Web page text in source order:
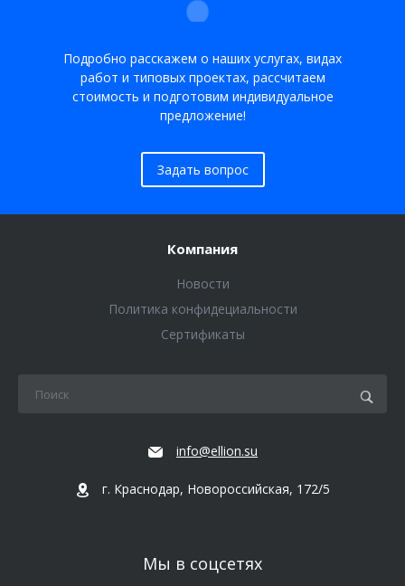
Подробно расскажем о наших услугах, видах
работ и типовых проектах, рассчитаем
стоимость и подготовим индивидуальное
предложение!
Задать вопрос
Компания
Новости
Политика конфидециальности
Сертификаты
info@ellion.su
г. Краснодар, Новороссийская, 172/5
Мы в соцсетях